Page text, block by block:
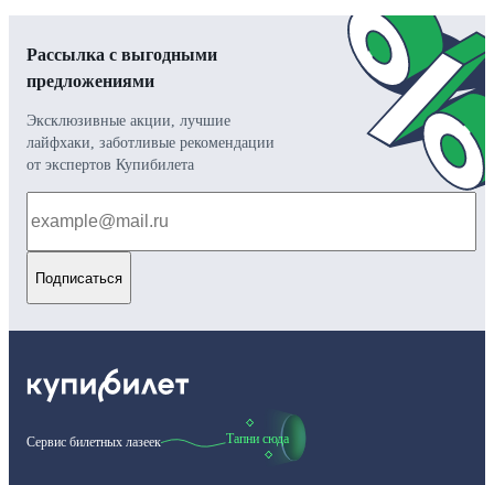
Рассылка с выгодными
предложениями
Эксклюзивные акции, лучшие
лайфхаки, заботливые рекомендации
от экспертов Купибилета
Подписаться
Сервис билетных лазеек Тапни сюда